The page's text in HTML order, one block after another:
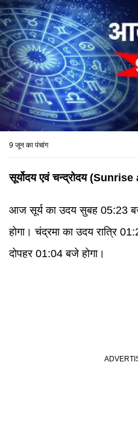
9 जून का पंचांग
सूर्योदय एवं चन्द्रोदय
आज सूर्य का उदय सुबह 05:23
होगा। चंद्रमा का उदय रात्रि
दोपहर 01:04 बजे होगा।